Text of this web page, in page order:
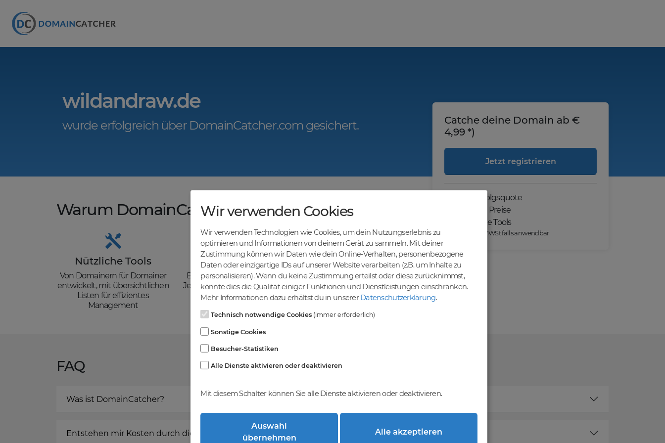
wildandraw.de
wurde erfolgreich über DomainCatcher.com gesichert.
Warum DomainCatcher.com?
Nützliche Tools
Von Domainern für Domainer
entwickelt, mit übersichtlichen
Listen für effizientes
Management
Günstige Preise
Backorders bereits ab € 4,99.
Je nach deinem Tier-Level und
zzgl. MwSt falls anwendbar
Kein Gebotsverfahren
Einfaches System - Deine
Orders werden nach dem First-
Come-First-Serve-Prinzip
Catche deine Domain ab €
4,99 *)
Jetzt registrieren
Hohe Erfolgsquote
Günstige Preise
Praktische Tools
*) Preise exkl. MWSt falls anwendbar
FAQ
Was ist DomainCatcher?
Entstehen mir Kosten durch die Registrierung bei DomainCatcher?
Wir verwenden Cookies
Wir verwenden Technologien wie Cookies, um dein Nutzungserlebnis zu
optimieren und Informationen von deinem Gerät zu sammeln. Mit deiner
Zustimmung können wir Daten wie dein Online-Verhalten, personenbezogene
Daten oder einzigartige IDs auf unserer Website verarbeiten (z.B. um Inhalte zu
personalisieren). Wenn du keine Zustimmung erteilst oder diese zurücknimmst,
könnte dies die Qualität einiger Funktionen und Dienstleistungen einschränken.
Mehr Informationen dazu erhältst du in unsererDatenschutzerklärung.
Technisch notwendige Cookies (immer erforderlich)
Sonstige Cookies
Besucher-Statistiken
Alle Dienste aktivieren oder deaktivieren
Mit diesem Schalter können Sie alle Dienste aktivieren oder deaktivieren.
Auswahl
übernehmen
Alle akzeptieren